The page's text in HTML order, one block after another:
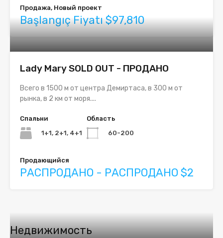
Продажа, Новый проект
Başlangıç Fiyatı $97,810
Lady Mary SOLD OUT - ПРОДАНО
Всего в 1500 м от центра Демиртаса, в 300 м от
рынка, в 2 км от моря....
Спальни
1+1, 2+1, 4+1
Область
60-200
Продающийся
РАСПРОДАНО - РАСПРОДАНО $2
Недвижимость